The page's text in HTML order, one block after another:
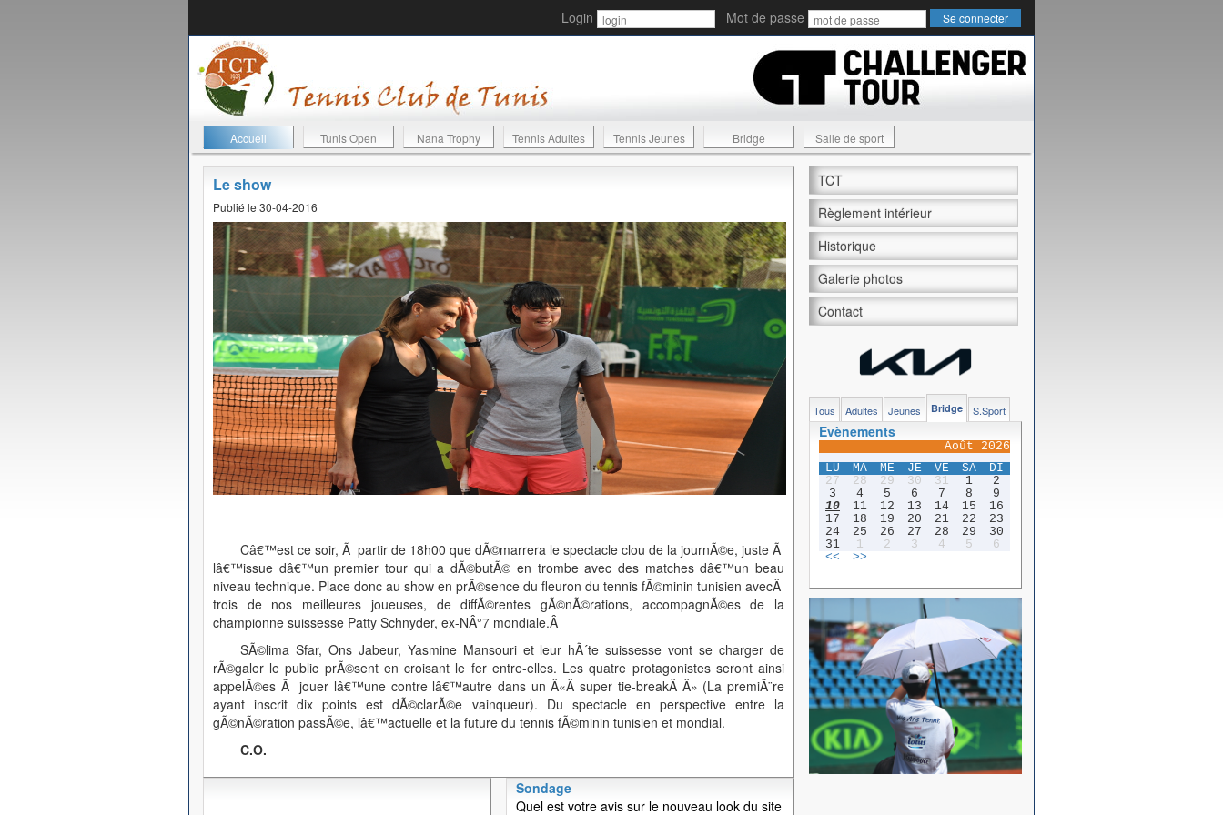
Login Mot de passe
Accueil Tunis Open Nana Trophy Tennis Adultes Tennis Jeunes Bridge Salle de sport
Le show
Publié le 30-04-2016
Câ€™est ce soir, Ã partir de 18h00 que dÃ©marrera le spectacle clou de la journÃ©e, juste Ã
lâ€™issue dâ€™un premier tour qui a dÃ©butÃ© en trombe avec des matches dâ€™un beau
niveau technique. Place donc au show en prÃ©sence du fleuron du tennis fÃ©minin tunisien avecÂ
trois de nos meilleures joueuses, de diffÃ©rentes gÃ©nÃ©rations, accompagnÃ©es de la
championne suissesse Patty Schnyder, ex-NÂ°7 mondiale.Â
SÃ©lima Sfar, Ons Jabeur, Yasmine Mansouri et leur hÃ´te suissesse vont se charger de
rÃ©galer le public prÃ©sent en croisant le fer entre-elles. Les quatre protagonistes seront ainsi
appelÃ©es Ã jouer lâ€™une contre lâ€™autre dans un Â«Â super tie-breakÂ Â» (La premiÃ¨re
ayant inscrit dix points est dÃ©clarÃ©e vainqueur). Du spectacle en perspective entre la
gÃ©nÃ©ration passÃ©e, lâ€™actuelle et la future du tennis fÃ©minin tunisien et mondial.
C.O.
Sondage
Quel est votre avis sur le nouveau look du site
TCT
Règlement intérieur
Historique
Galerie photos
Contact
Tous Adultes Jeunes Bridge S.Sport
Evènements
Août 2026
LU
MA ME JE VE SA
DI
27
28 29 30 31 1
2
3
4 5 6 7 8
9
10
11 12 13 14 15
16
17
18 19 20 21 22
23
24
25 26 27 28 29
30
31
1 2 3 4 5
6
<<
>>